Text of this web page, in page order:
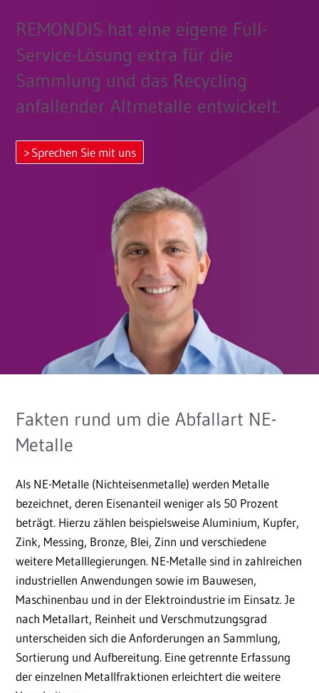
REMONDIS hat eine eigene Full-
Service-Lösung extra für die
Sammlung und das Recycling
anfallender Altmetalle entwickelt.
Sprechen Sie mit uns
Fakten rund um die Abfallart NE-
Metalle
Als NE-Metalle (Nichteisenmetalle) werden Metalle
bezeichnet, deren Eisenanteil weniger als 50 Prozent
beträgt. Hierzu zählen beispielsweise Aluminium, Kupfer,
Zink, Messing, Bronze, Blei, Zinn und verschiedene
weitere Metalllegierungen. NE-Metalle sind in zahlreichen
industriellen Anwendungen sowie im Bauwesen,
Maschinenbau und in der Elektroindustrie im Einsatz. Je
nach Metallart, Reinheit und Verschmutzungsgrad
unterscheiden sich die Anforderungen an Sammlung,
Sortierung und Aufbereitung. Eine getrennte Erfassung
der einzelnen Metallfraktionen erleichtert die weitere